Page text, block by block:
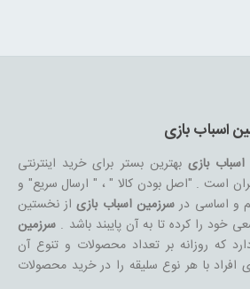
اسباب بازی
بازیبهترین بستر برای خرید اینترنتی
است . "اصل بودن کالا " ، " ارسال سریع" و
و اساسی در سرزمین اسباب بازیاز نخستین
خود را کرده تا به آن پایبند باشد .سرزمین
که روزانه بر تعداد محصولات و تنوع آن
ی افراد با هر نوع سلیقه را در خرید محصولات